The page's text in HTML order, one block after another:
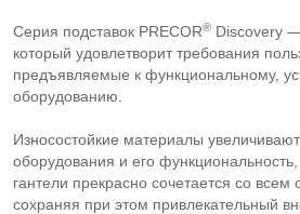
Серия подставок PRECOR® Discovery
который удовлетворит требования
предъявляемые к функциональному,
оборудованию.
Износостойкие материалы
оборудования и его
гантели прекрасно сочетается со всем
сохраняя при этом привлекательный